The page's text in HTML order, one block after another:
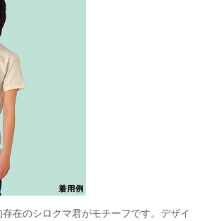
在のシロクマ君がモチーフです。デザイ